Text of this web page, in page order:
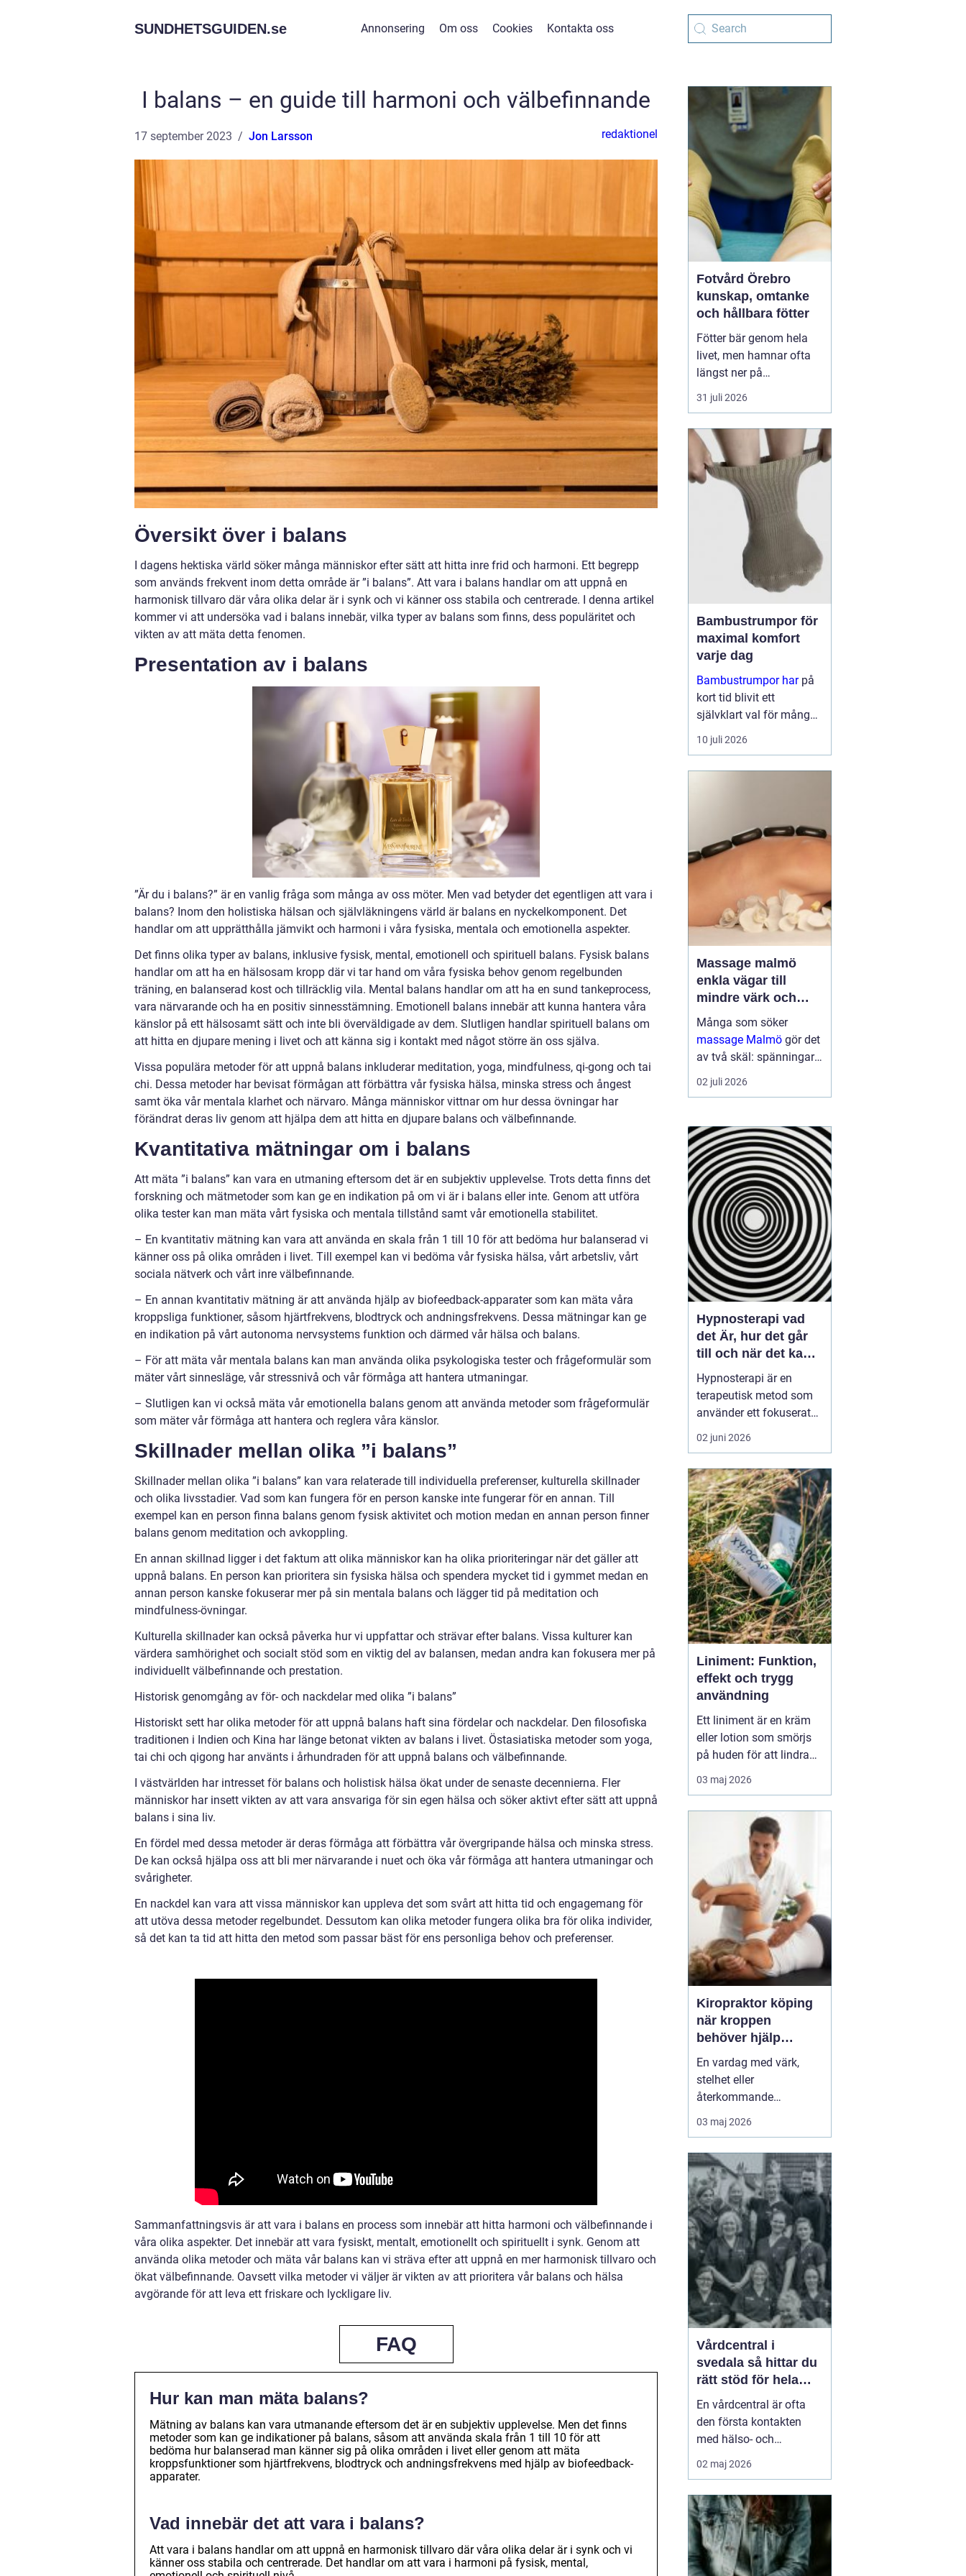
SUNDHETSGUIDEN.se Annonsering Om oss Cookies Kontakta oss
I balans – en guide till harmoni och välbefinnande
17 september 2023 Jon Larsson redaktionel
Översikt över i balans
I dagens hektiska värld söker många människor efter sätt att hitta inre frid och harmoni. Ett begrepp
som används frekvent inom detta område är ”i balans”. Att vara i balans handlar om att uppnå en
harmonisk tillvaro där våra olika delar är i synk och vi känner oss stabila och centrerade. I denna artikel
kommer vi att undersöka vad i balans innebär, vilka typer av balans som finns, dess populäritet och
vikten av att mäta detta fenomen.
Presentation av i balans
”Är du i balans?” är en vanlig fråga som många av oss möter. Men vad betyder det egentligen att vara i
balans? Inom den holistiska hälsan och självläkningens värld är balans en nyckelkomponent. Det
handlar om att upprätthålla jämvikt och harmoni i våra fysiska, mentala och emotionella aspekter.
Det finns olika typer av balans, inklusive fysisk, mental, emotionell och spirituell balans. Fysisk balans
handlar om att ha en hälsosam kropp där vi tar hand om våra fysiska behov genom regelbunden
träning, en balanserad kost och tillräcklig vila. Mental balans handlar om att ha en sund tankeprocess,
vara närvarande och ha en positiv sinnesstämning. Emotionell balans innebär att kunna hantera våra
känslor på ett hälsosamt sätt och inte bli överväldigade av dem. Slutligen handlar spirituell balans om
att hitta en djupare mening i livet och att känna sig i kontakt med något större än oss själva.
Vissa populära metoder för att uppnå balans inkluderar meditation, yoga, mindfulness, qi-gong och tai
chi. Dessa metoder har bevisat förmågan att förbättra vår fysiska hälsa, minska stress och ångest
samt öka vår mentala klarhet och närvaro. Många människor vittnar om hur dessa övningar har
förändrat deras liv genom att hjälpa dem att hitta en djupare balans och välbefinnande.
Kvantitativa mätningar om i balans
Att mäta ”i balans” kan vara en utmaning eftersom det är en subjektiv upplevelse. Trots detta finns det
forskning och mätmetoder som kan ge en indikation på om vi är i balans eller inte. Genom att utföra
olika tester kan man mäta vårt fysiska och mentala tillstånd samt vår emotionella stabilitet.
– En kvantitativ mätning kan vara att använda en skala från 1 till 10 för att bedöma hur balanserad vi
känner oss på olika områden i livet. Till exempel kan vi bedöma vår fysiska hälsa, vårt arbetsliv, vårt
sociala nätverk och vårt inre välbefinnande.
– En annan kvantitativ mätning är att använda hjälp av biofeedback-apparater som kan mäta våra
kroppsliga funktioner, såsom hjärtfrekvens, blodtryck och andningsfrekvens. Dessa mätningar kan ge
en indikation på vårt autonoma nervsystems funktion och därmed vår hälsa och balans.
– För att mäta vår mentala balans kan man använda olika psykologiska tester och frågeformulär som
mäter vårt sinnesläge, vår stressnivå och vår förmåga att hantera utmaningar.
– Slutligen kan vi också mäta vår emotionella balans genom att använda metoder som frågeformulär
som mäter vår förmåga att hantera och reglera våra känslor.
Skillnader mellan olika ”i balans”
Skillnader mellan olika ”i balans” kan vara relaterade till individuella preferenser, kulturella skillnader
och olika livsstadier. Vad som kan fungera för en person kanske inte fungerar för en annan. Till
exempel kan en person finna balans genom fysisk aktivitet och motion medan en annan person finner
balans genom meditation och avkoppling.
En annan skillnad ligger i det faktum att olika människor kan ha olika prioriteringar när det gäller att
uppnå balans. En person kan prioritera sin fysiska hälsa och spendera mycket tid i gymmet medan en
annan person kanske fokuserar mer på sin mentala balans och lägger tid på meditation och
mindfulness-övningar.
Kulturella skillnader kan också påverka hur vi uppfattar och strävar efter balans. Vissa kulturer kan
värdera samhörighet och socialt stöd som en viktig del av balansen, medan andra kan fokusera mer på
individuellt välbefinnande och prestation.
Historisk genomgång av för- och nackdelar med olika ”i balans”
Historiskt sett har olika metoder för att uppnå balans haft sina fördelar och nackdelar. Den filosofiska
traditionen i Indien och Kina har länge betonat vikten av balans i livet. Östasiatiska metoder som yoga,
tai chi och qigong har använts i århundraden för att uppnå balans och välbefinnande.
I västvärlden har intresset för balans och holistisk hälsa ökat under de senaste decennierna. Fler
människor har insett vikten av att vara ansvariga för sin egen hälsa och söker aktivt efter sätt att uppnå
balans i sina liv.
En fördel med dessa metoder är deras förmåga att förbättra vår övergripande hälsa och minska stress.
De kan också hjälpa oss att bli mer närvarande i nuet och öka vår förmåga att hantera utmaningar och
svårigheter.
En nackdel kan vara att vissa människor kan uppleva det som svårt att hitta tid och engagemang för
att utöva dessa metoder regelbundet. Dessutom kan olika metoder fungera olika bra för olika individer,
så det kan ta tid att hitta den metod som passar bäst för ens personliga behov och preferenser.
Sammanfattningsvis är att vara i balans en process som innebär att hitta harmoni och välbefinnande i
våra olika aspekter. Det innebär att vara fysiskt, mentalt, emotionellt och spirituellt i synk. Genom att
använda olika metoder och mäta vår balans kan vi sträva efter att uppnå en mer harmonisk tillvaro och
ökat välbefinnande. Oavsett vilka metoder vi väljer är vikten av att prioritera vår balans och hälsa
avgörande för att leva ett friskare och lyckligare liv.
FAQ
Hur kan man mäta balans?
Mätning av balans kan vara utmanande eftersom det är en subjektiv upplevelse. Men det finns
metoder som kan ge indikationer på balans, såsom att använda skala från 1 till 10 för att
bedöma hur balanserad man känner sig på olika områden i livet eller genom att mäta
kroppsfunktioner som hjärtfrekvens, blodtryck och andningsfrekvens med hjälp av biofeedback-
apparater.
Vad innebär det att vara i balans?
Att vara i balans handlar om att uppnå en harmonisk tillvaro där våra olika delar är i synk och vi
känner oss stabila och centrerade. Det handlar om att vara i harmoni på fysisk, mental,
Fotvård Örebro
kunskap, omtanke
och hållbara fötter
Fötter bär genom hela
livet, men hamnar ofta
längst ner på
prioriteringslistan.
Många söker hjälp först
påverkar vardagen.
Samtidigt visar
erfarenhet från
fotvårdskliniker i och
omkring Örebro att
regelbunden fotvård kan
förebygga e...
31 juli 2026
Bambustrumpor för
maximal komfort
varje dag
Bambustrumpor harpå
kort tid blivit ett
självklart val för många
som vill kombinera
komfort, funktion och
10 juli 2026
Massage malmö
enkla vägar till
mindre värk och
mer energi
Många som söker
massage Malmö gör det
av två skäl: spänningar
och smärta har blivit för
mycket, eller behovet av
sig starkare än
vardagens tempo.
Samtidigt kan utbudet
kän...
02 juli 2026
Hypnosterapi vad
det Är, hur det går
till och när det kan
hjälpa
Hypnosterapi är en
terapeutisk metod som
använder ett fokuserat
och avslappnat
sinnestillstånd för att
undermedvetna. Genom
att kombinera
samtalsterapi med
hypnos kan människor
förändra reaktioner,
känslor och beteenden
som läng...
02 juni 2026
Liniment: Funktion,
effekt och trygg
användning
Ett liniment är en kräm
eller lotion som smörjs
på huden för att lindra
muskelvärk, stelhet och
ibland också ledbesvär.
ämnen som stimulerar
blodcirkulationen och
03 maj 2026
Kiropraktor köping
när kroppen
behöver hjälp
tillbaka
En vardag med värk,
stelhet eller
återkommande
huvudvärk tär på både
ork och humör. Många
besvär och tänker att det
går nog över. Ofta gör
det inte det. En
legitimerad kiropraktor
kan hjälpa kroppen att
återfå rörlighet, minska
smä...
03 maj 2026
Vårdcentral i
svedala så hittar du
rätt stöd för hela
familjen
En vårdcentral är ofta
den första kontakten
med hälso- och
sjukvården. För många i
Svedala handlar valet
plats där både barn,
vuxna och äldre får hjälp
under samma tak. I en
tid med högt tempo och
02 maj 2026